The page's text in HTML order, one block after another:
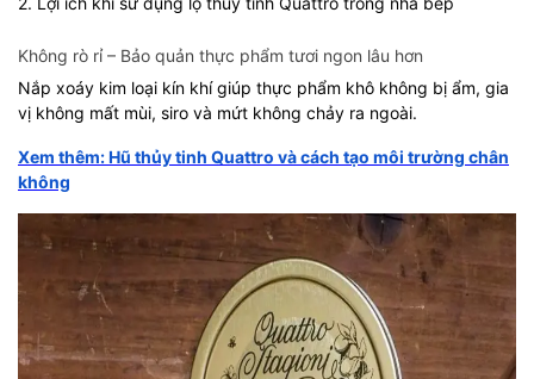
Không rò rỉ – Bảo quản thực phẩm tươi ngon lâu hơn
Nắp xoáy kim loại kín khí giúp thực phẩm khô không bị ẩm, gia
vị không mất mùi, siro và mứt không chảy ra ngoài.
Xem thêm: Hũ thủy tinh Quattro và cách tạo môi trường chân
không